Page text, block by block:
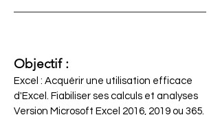
Objectif :
Excel : Acquérir une utilisation efficace
d'Excel. Fiabiliser ses calculs et analyses
Version Microsoft Excel 2016, 2019 ou 365.